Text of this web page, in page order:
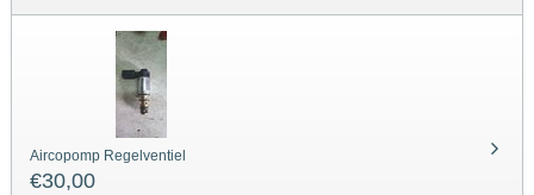
Aircopomp Regelventiel
€30,00